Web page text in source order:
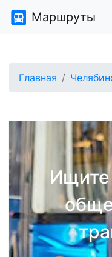
Маршруты
Главная
Ищите